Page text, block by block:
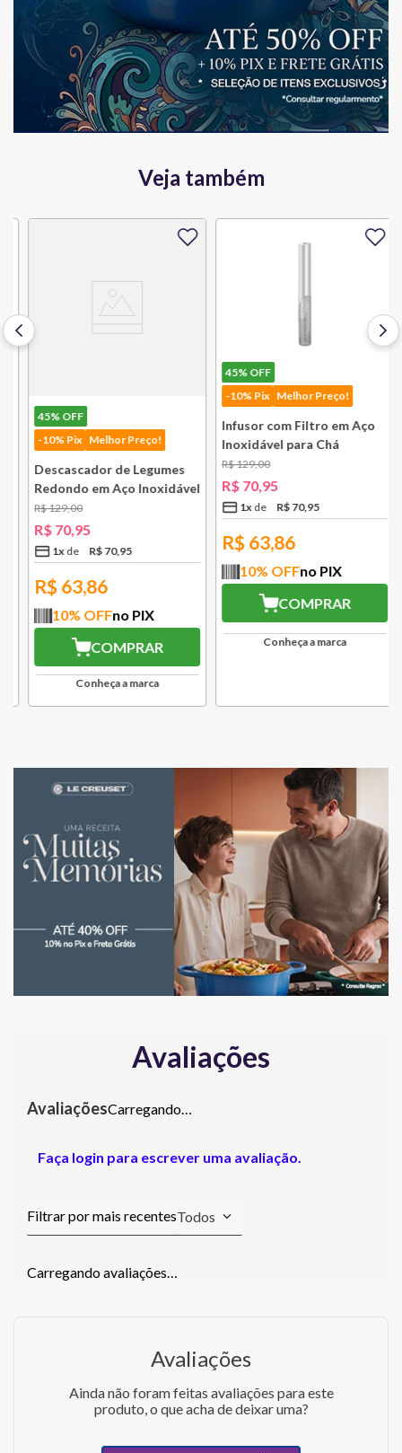
Veja também
45%OFF
-10% Pix Melhor Preço!
Descascador de Legumes
Redondo em Aço Inoxidável
131 mm Bsf
R$129,00
R$70,95
1x R$70,95
R$63,86
10% OFFno PIX
COMPRAR
Conheça a marca
45%OFF
-10% Pix Melhor Preço!
Infusor com Filtro em Aço
Inoxidável para Chá
Lausanne Bsf
R$129,00
R$70,95
1x R$70,95
R$63,86
10% OFFno PIX
COMPRAR
Conheça a marca
Avaliações
Carregando…
Faça login para escrever uma avaliação.
Todos
Carregando avaliações…
Avaliações
Ainda não foram feitas avaliações para este
produto, o que acha de deixar uma?